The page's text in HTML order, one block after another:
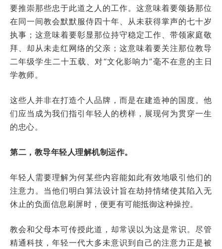
要推崇那些忠于此道之人的工作。这意味着要颂扬那位
在同一间教会默默服侍四十年、从未获得掌声的七十岁
执事；这意味着要彰显那位持守稳定工作、带领家庭敬
拜、却从未走红网络的父亲；这意味着要关注那位教导
二年级学生二十五载、对“文化影响力”毫不在意的主日
学教师。
这些人并非在打造个人品牌，而是在建造神的国度。他
们应当成为我们指引年轻人的榜样，展现何为贯穿一生
的忠心。
第二，教导年轻人理解机制运作。
年轻人需要理解为何某些内容能如此有效地吸引他们的
注意力。当他们明白算法设计旨在劫持情绪使其陷入无
休止的负面信息刷屏时，便更有可能抵御这种操控。
教会和父母本可传授此道，却常误以为这是常识。尽管
精通科技，年轻一代大多未意识到自己的注意力正是被